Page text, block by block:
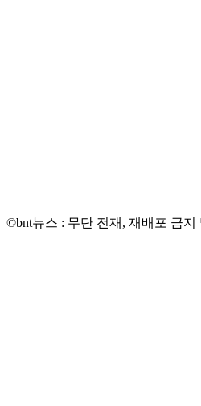
©bnt뉴스 : 무단 전재, 재배포 금지